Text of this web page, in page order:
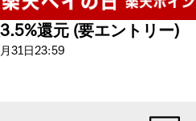
還元 (要エントリー)
31日23:59